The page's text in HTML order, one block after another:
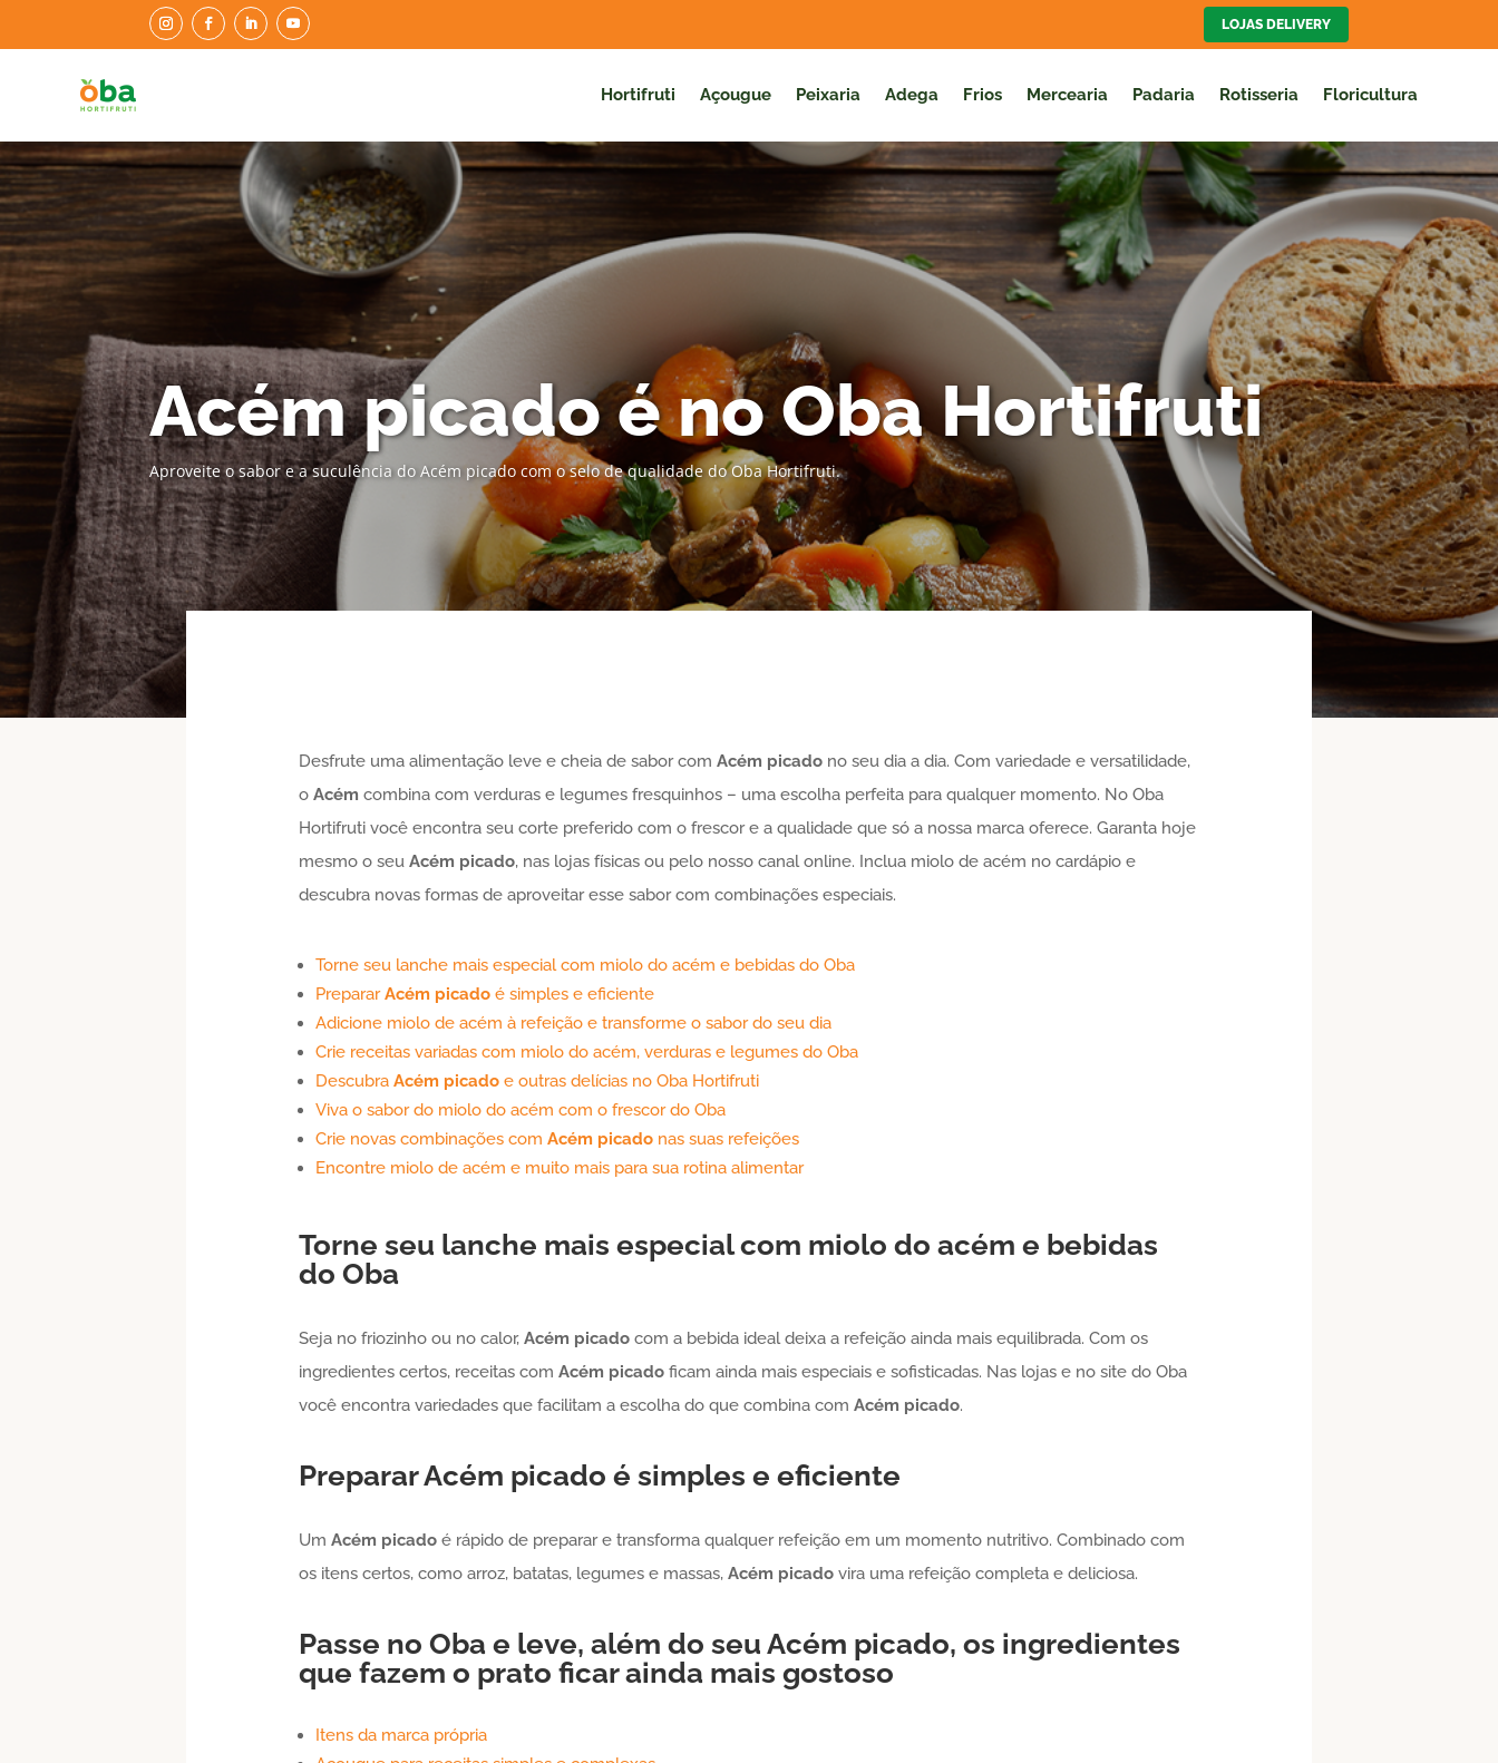
LOJAS DELIVERY
Hortifruti Açougue Peixaria Adega Frios Mercearia Padaria Rotisseria Floricultura
Acém picado é no Oba Hortifruti
Aproveite o sabor e a suculência do Acém picado com o selo de qualidade do Oba Hortifruti.
Desfrute uma alimentação leve e cheia de sabor com Acém picadono seu dia a dia. Com variedade e versatilidade,
o Acém combina com verduras e legumes fresquinhos – uma escolha perfeita para qualquer momento. No Oba
Hortifruti você encontra seu corte preferido com o frescor e a qualidade que só a nossa marca oferece. Garanta hoje
mesmo o seu Acém picado, nas lojas físicas ou pelo nosso canal online. Inclua miolo de acém no cardápio e
descubra novas formas de aproveitar esse sabor com combinações especiais.
Torne seu lanche mais especial com miolo do acém e bebidas do Oba
PrepararAcém picadoé simples e eficiente
Adicione miolo de acém à refeição e transforme o sabor do seu dia
Crie receitas variadas com miolo do acém, verduras e legumes do Oba
Descubra Acém picadoe outras delícias no Oba Hortifruti
Viva o sabor do miolo do acém com o frescor do Oba
Crie novas combinações com Acém picadonas suas refeições
Encontre miolo de acém e muito mais para sua rotina alimentar
Torne seu lanche mais especial com miolo do acém e bebidas
do Oba
Seja no friozinho ou no calor, Acém picadocom a bebida ideal deixa a refeição ainda mais equilibrada. Com os
ingredientes certos, receitas com Acém picadoficam ainda mais especiais e sofisticadas. Nas lojas e no site do Oba
você encontra variedades que facilitam a escolha do que combina com Acém picado.
PrepararAcém picado é simples e eficiente
Um Acém picadoé rápido de preparar e transforma qualquer refeição em um momento nutritivo. Combinado com
os itens certos, como arroz, batatas, legumes e massas, Acém picadovira uma refeição completa e deliciosa.
Passe no Oba e leve, além do seu Acém picado, os ingredientes
que fazem o prato ficar ainda mais gostoso
Itens da marca própria